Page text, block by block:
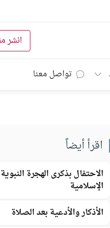
انشر
تواصل معنا
اقرأ أيضاً
الاحتفال بذكرى الهجرة
الإسلامية
الأذكار والأدعية بعد الصلاة